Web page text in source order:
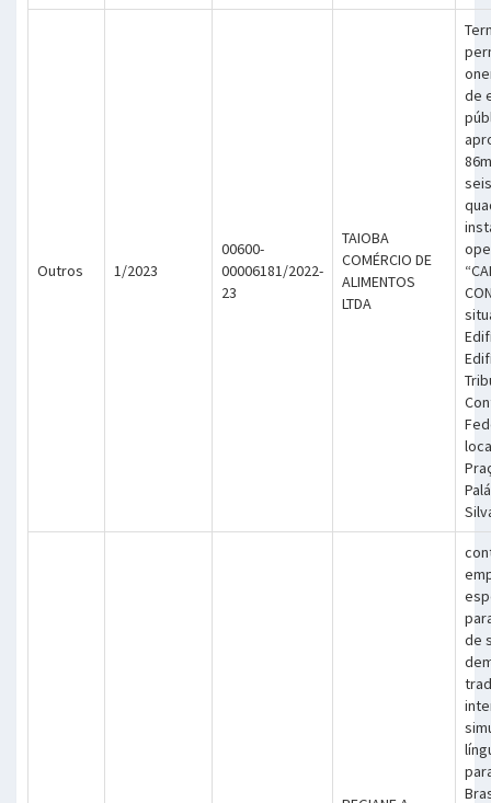
Outros 1/2023
00600-
00006181/2022-
23
TAIOBA
COMÉRCIO DE
ALIMENTOS
LTDA
de
de